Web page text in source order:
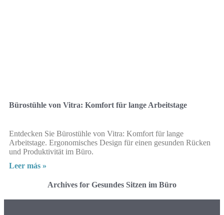
Bürostühle von Vitra: Komfort für lange Arbeitstage
Entdecken Sie Bürostühle von Vitra: Komfort für lange
Arbeitstage. Ergonomisches Design für einen gesunden Rücken
und Produktivität im Büro.
Leer más »
Archives for Gesundes Sitzen im Büro